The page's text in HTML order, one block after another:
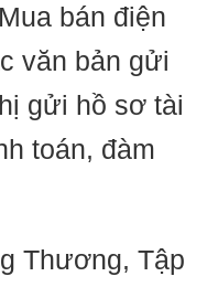
bán điện
văn bản gửi
gửi hồ sơ tài
toán, đàm
Thương, Tập